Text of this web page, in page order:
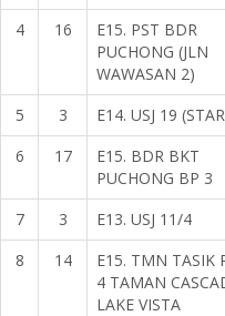
4 16
E15. PST BDR
PUCHONG (JLN
WAWASAN 2)
5 3 E14. USJ 19
6
17
E15. BDR BKT
PUCHONG BP 3
7 3 E13. USJ 11/4
8
14
E15. TMN TASIK
4 TAMAN
LAKE VISTA